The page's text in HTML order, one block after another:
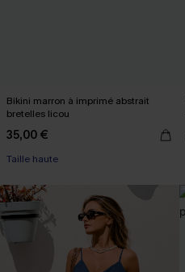
Bikini marron à imprimé abstrait
bretelles licou
35,00 €
Taille haute